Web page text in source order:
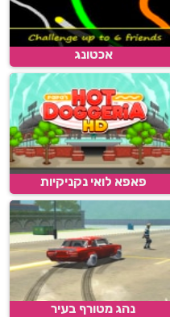
אכטונג
פאפא לואי נקניקיות
נהג מטורף בעיר